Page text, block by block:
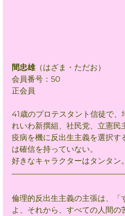
間忠雄（はざま・ただお）
会員番号：50
正会員
41歳のプロテスタント信徒で、
れいわ新撰組、社民党、立憲民
疫病を機に反出生主義を選択す
は確信を持っていない。
好きなキャラクターはタンタン。
倫理的反出生主義の主張は、「
よ、それから、すべての人間の